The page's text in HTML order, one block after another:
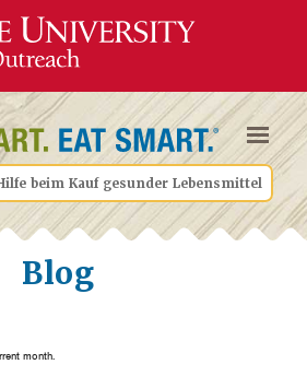
beim Kauf gesunder Lebensmittel
Blog
month.